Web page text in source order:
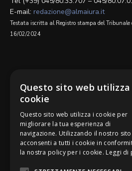
E-mail: redazione@almaiura.it
Testata iscritta al Registro stampa del
16/02/2024
Be Bankers è ideato da
Questo sito web utilizza
cookie
Questo sito web utilizza i cookie per
migliorare la tua esperienza di
navigazione. Utilizzando il nostro
acconsenti a tutti i cookie in
la nostra policy per i cookie. Leggi di